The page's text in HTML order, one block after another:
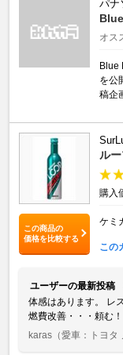
パナ
オス
Blue
を公
稿企
この商品の
価格を比較する
ル
購入
ケミ
この
ユーザーの最新投稿
体感はあります。 レ
燃費改善・・・頼む！
karas （愛車：トヨタ